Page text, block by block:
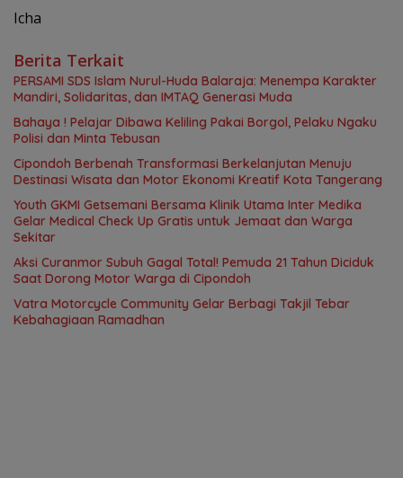
Icha
Berita Terkait
PERSAMI SDS Islam Nurul-Huda Balaraja: Menempa Karakter
Mandiri, Solidaritas, dan IMTAQ Generasi Muda
Bahaya ! Pelajar Dibawa Keliling Pakai Borgol, Pelaku Ngaku
Polisi dan Minta Tebusan
Cipondoh Berbenah Transformasi Berkelanjutan Menuju
Destinasi Wisata dan Motor Ekonomi Kreatif Kota Tangerang
Youth GKMI Getsemani Bersama Klinik Utama Inter Medika
Gelar Medical Check Up Gratis untuk Jemaat dan Warga
Sekitar
Aksi Curanmor Subuh Gagal Total! Pemuda 21 Tahun Diciduk
Saat Dorong Motor Warga di Cipondoh
Vatra Motorcycle Community Gelar Berbagi Takjil Tebar
Kebahagiaan Ramadhan